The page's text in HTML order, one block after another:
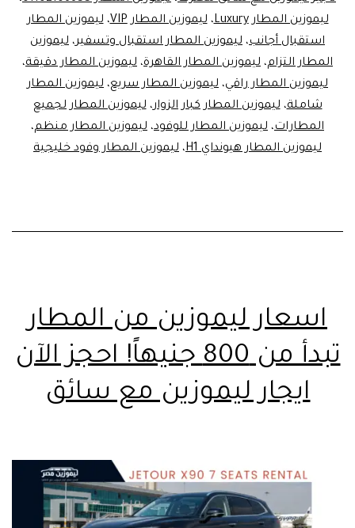
للـ
Luxury!
ليموزين المطار Luxury
،ليموزين المطار VIP ،ليموزين المطار
استقبال أجانب، ليموزين المطار استقبال وتسفير، ليموزين
المطار التزام، ليموزين المطار القاهرة، ليموزين المطار دقيقة،
ليموزين المطار راقي، ليموزين المطار سريع، ليموزين المطار
شاملة،ليموزين المطار كبار الزوار،ليموزين المطار لجميع
المطارات، ليموزين المطار للوفود، ليموزين المطار منظم،
ليموزين المطار هيونداي H1
، ليموزين المطار وفود خليجية
اسعار ليموزين من المطار
تبدأ من 800 جنيهاً! احجز الآن
ايجار ليموزين مع سائق